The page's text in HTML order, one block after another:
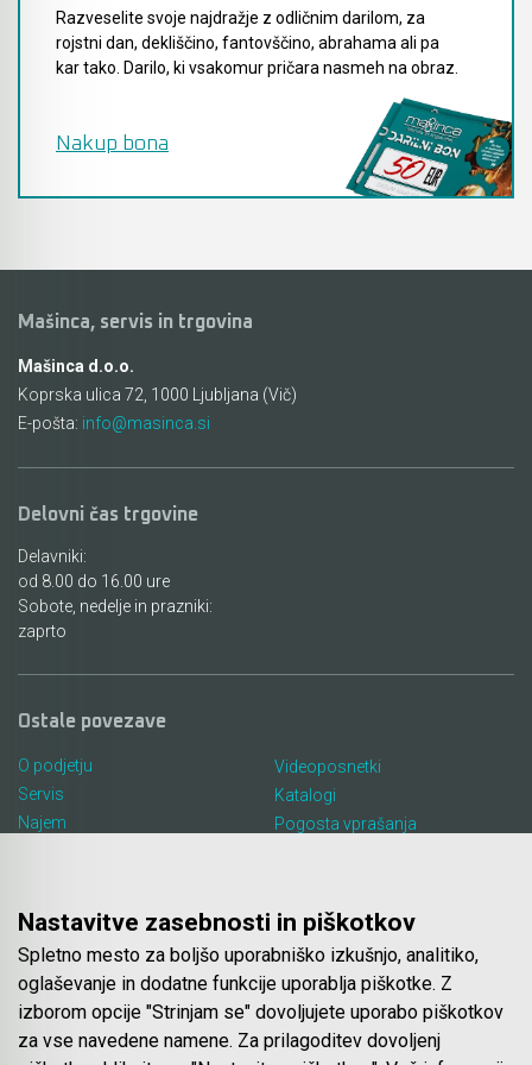
Razveselite svoje najdražje z odličnim darilom, za
rojstni dan, dekliščino, fantovščino, abrahama ali pa
kar tako. Darilo, ki vsakomur pričara nasmeh na obraz.
Nakup bona
Mašinca, servis in trgovina
Mašinca d.o.o.
Koprska ulica 72, 1000 Ljubljana (Vič)
E-pošta: info@masinca.si
Delovni čas trgovine
Delavniki:
od 8.00 do 16.00 ure
Sobote, nedelje in prazniki:
zaprto
Ostale povezave
O podjetju
Servis
Najem
Videoposnetki
Katalogi
Pogosta vprašanja
Spletna trgovina
Pogoji poslovanja
Plačila
Nastavitve zasebnosti in piškotkov
Spletno mesto za boljšo uporabniško izkušnjo, analitiko,
oglaševanje in dodatne funkcije uporablja piškotke. Z
izborom opcije "Strinjam se" dovoljujete uporabo piškotkov
za vse navedene namene. Za prilagoditev dovoljenj